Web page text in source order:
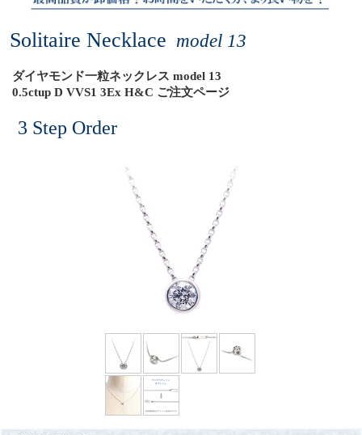
Solitaire Necklace model 13
ダイヤモンド一粒ネックレス model 13
0.5ctup D VVS1 3Ex H&C ご注文ページ
3 Step Order